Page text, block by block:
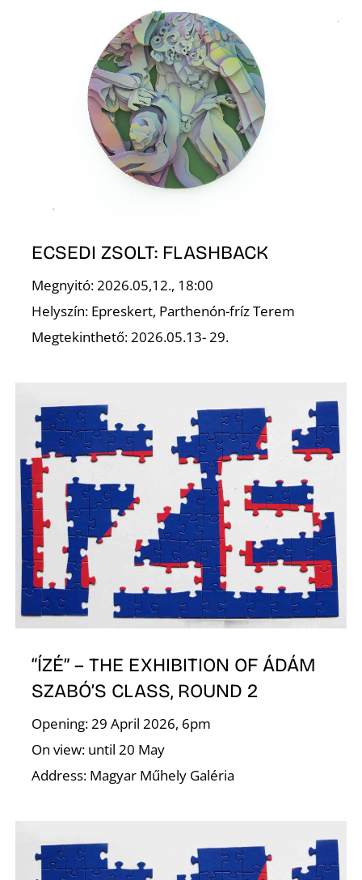
ECSEDI ZSOLT: FLASHBACK
Megnyitó: 2026.05,12., 18:00
Helyszín: Epreskert, Parthenón-fríz Terem
Megtekinthető: 2026.05.13- 29.
“ÍZÉ” – THE EXHIBITION OF ÁDÁM
SZABÓ’S CLASS, ROUND 2
Opening: 29 April 2026, 6pm
On view: until 20 May
Address: Magyar Műhely Galéria